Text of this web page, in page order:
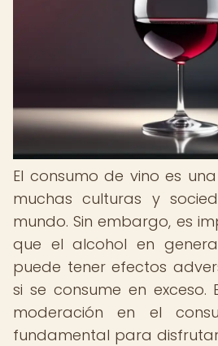
El consumo de vino es
muchas culturas y
mundo. Sin embargo, es
que el alcohol en
puede tener efectos
si se consume en exceso.
moderación en el
fundamental para